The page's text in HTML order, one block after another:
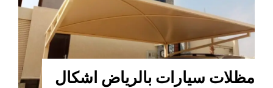
مظلات سيارات بالرياض اشكال